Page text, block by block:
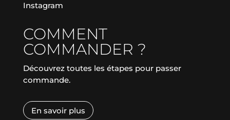
Instagram
COMMENT
COMMANDER ?
Découvrez toutes les étapes pour passer
commande.
En savoir plus